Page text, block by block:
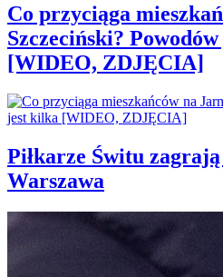
Co przyciąga
Szczeciński?
[WIDEO, ZDJĘCIA]
Piłkarze Świtu
Warszawa